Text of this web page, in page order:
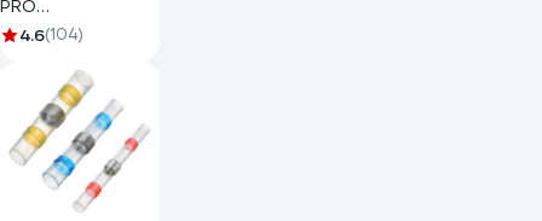
PRO
PROFLEEC1915 19
черная Б0057181
4.6(104)